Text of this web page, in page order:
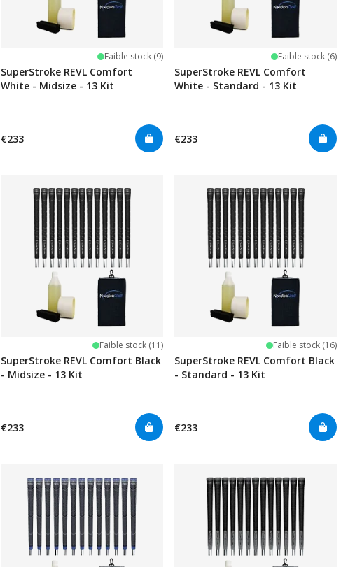
Faible stock (9)
SuperStroke REVL Comfort
White - Midsize - 13 Kit
€233
Faible stock (6)
SuperStroke REVL Comfort
White - Standard - 13 Kit
€233
Faible stock (11)
SuperStroke REVL Comfort Black
- Midsize - 13 Kit
€233
Faible stock (16)
SuperStroke REVL Comfort Black
- Standard - 13 Kit
€233